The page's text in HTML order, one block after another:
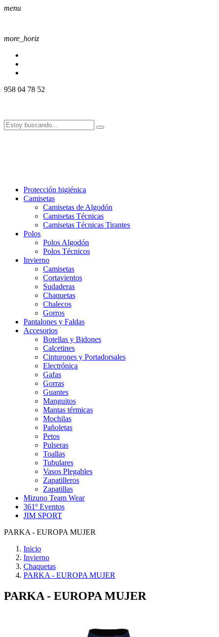
menu
more_horiz
958 04 78 52
Protección higiénica
Camisetas
Camisetas de Algodón
Camisetas Técnicas
Camisetas Técnicas Tirantes
Polos
Polos Algodón
Polos Técnicos
Invierno
Camisetas
Cortavientos
Sudaderas
Chaquetas
Chalecos
Gorros
Pantalones y Faldas
Accesorios
Botellas y Bidones
Calcetines
Cinturones y Portadorsales
Electrónica
Gafas
Gorras
Guantes
Manguitos
Mantas térmicas
Mochilas
Pañoletas
Petos
Pulseras
Toallas
Tubulares
Vasos Plegables
Zapatilleros
Zapatillas
Mizuno Team Wear
361º Eventos
JIM SPORT
PARKA - EUROPA MUJER
Inicio
Invierno
Chaquetas
PARKA - EUROPA MUJER
PARKA - EUROPA MUJER